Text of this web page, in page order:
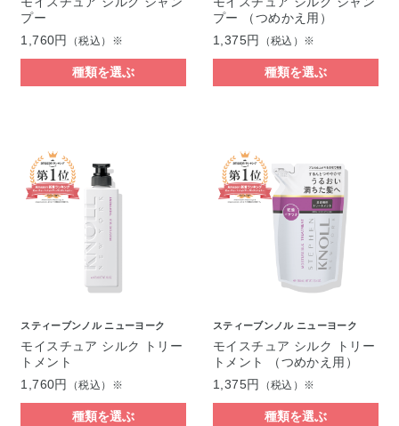
プー
1,760円
（税込）※
種類を選ぶ
プー （つめかえ用）
1,375円
（税込）※
種類を選ぶ
スティーブンノル ニューヨーク
モイスチュア シルク トリー
トメント
1,760円
（税込）※
種類を選ぶ
スティーブンノル ニューヨーク
モイスチュア シルク トリー
トメント （つめかえ用）
1,375円
（税込）※
種類を選ぶ